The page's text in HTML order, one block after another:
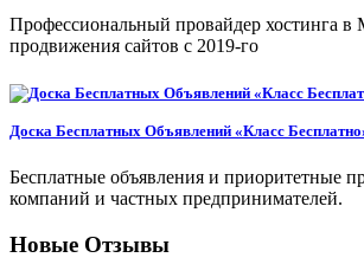
Профессиональный провайдер хостинга в
продвижения сайтов с 2019-го
Доска Бесплатных Объявлений «Класс
Бесплатные объявления и приоритетные
компаний и частных предпринимателей.
Новые Отзывы